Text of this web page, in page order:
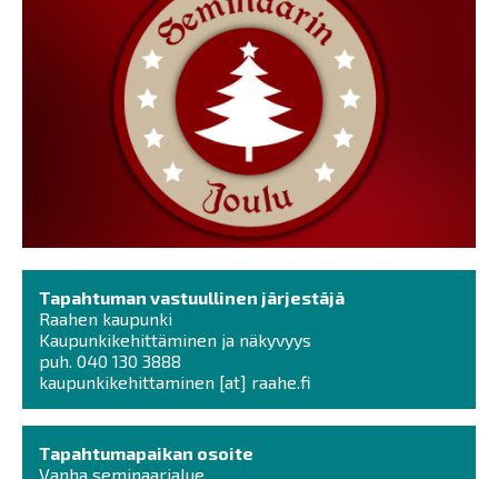
Tapahtuman vastuullinen järjestäjä
Raahen kaupunki
Kaupunkikehittäminen ja näkyvyys
puh. 040 130 3888
kaupunkikehittaminen [at] raahe.fi
Tapahtumapaikan osoite
Vanha seminaarialue